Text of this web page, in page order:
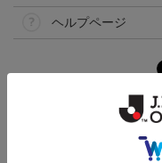
ヘルプページ